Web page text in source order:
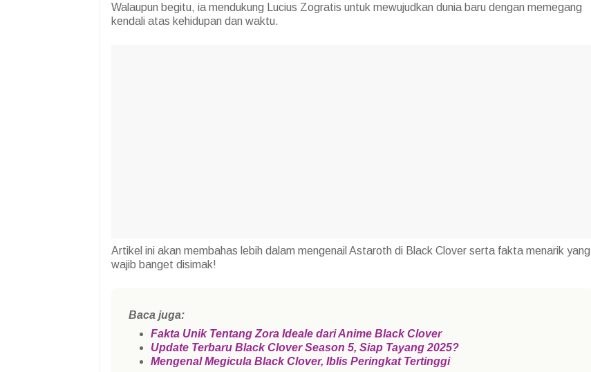
Walaupun begitu, ia mendukung Lucius Zogratis untuk mewujudkan dunia baru dengan memegang
kendali atas kehidupan dan waktu.
Artikel ini akan membahas lebih dalam mengenail Astaroth di Black Clover serta fakta menarik yang
wajib banget disimak!
Baca juga:
Fakta Unik Tentang Zora Ideale dari Anime Black Clover
Update Terbaru Black Clover Season 5, Siap Tayang 2025?
Mengenal Megicula Black Clover, Iblis Peringkat Tertinggi